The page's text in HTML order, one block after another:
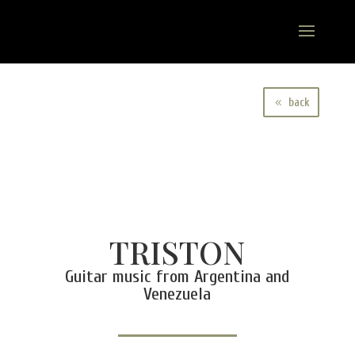
back
TRISTON
Guitar music from Argentina and
Venezuela